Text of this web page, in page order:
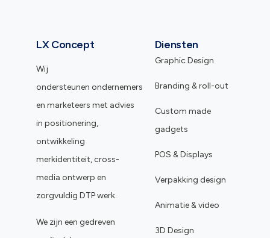
LX Concept
Wij
ondersteunen ondernemers
en marketeers met advies
in positionering,
ontwikkeling
merkidentiteit, cross-
media ontwerp en
zorgvuldig DTP werk.
We zijn een gedreven
Diensten
Graphic Design
Branding & roll-out
Custom made
gadgets
POS & Displays
Verpakking design
Animatie & video
3D Design